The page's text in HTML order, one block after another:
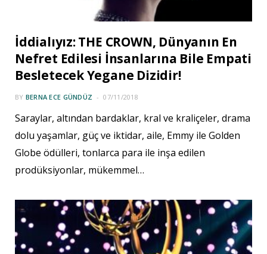
İddialıyız: THE CROWN, Dünyanın En
Nefret Edilesi İnsanlarına Bile Empati
Besletecek Yegane Dizidir!
BY BERNA ECE GÜNDÜZ 07/11/2018
Saraylar, altından bardaklar, kral ve kraliçeler, drama
dolu yaşamlar, güç ve iktidar, aile, Emmy ile Golden
Globe ödülleri, tonlarca para ile inşa edilen
prodüksiyonlar, mükemmel…